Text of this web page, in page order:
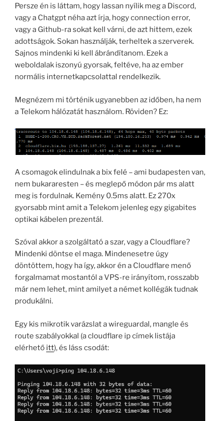
Persze én is láttam, hogy lassan nyílik meg a Discord,
vagy a Chatgpt néha azt írja, hogy connection error,
vagy a Github-ra sokat kell várni, de azt hittem, ezek
adottságok. Sokan használják, terheltek a szerverek.
Sajnos mindenki ki kell ábrándítanom. Ezek a
weboldalak iszonyú gyorsak, feltéve, ha az ember
normális internetkapcsolattal rendelkezik.
Megnézem mi történik ugyanebben az időben, ha nem
a Telekom hálózatát használom. Röviden? Ez:
A csomagok elindulnak a bix felé – ami budapesten van,
nem bukararesten – és meglepő módon pár ms alatt
meg is fordulnak. Kemény 0.5ms alatt. Ez 270x
gyorsabb mint amit a Telekom jelenleg egy gigabites
optikai kábelen prezentál.
Szóval akkor a szolgáltató a szar, vagy a Cloudflare?
Mindenki döntse el maga. Mindenesetre úgy
döntöttem, hogy ha így, akkor én a Cloudflare menő
forgalmamat mostantól a VPS-re irányítom, rosszabb
már nem lehet, mint amilyet a német kollégák tudnak
produkálni.
Egy kis mikrotik varázslat a wireguardal, mangle és
route szabályokkal (a cloudflare ip címek listája
elérhető itt), és láss csodát: